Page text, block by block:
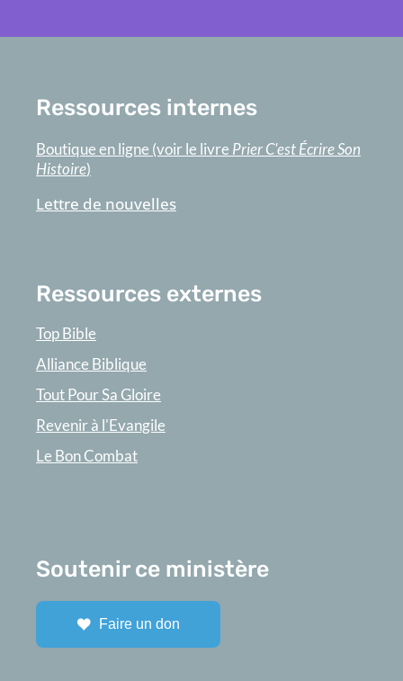
Ressources internes
Boutique en ligne (voir le livre Prier C'est Écrire Son
Histoire)
Lettre de nouvelles
Ressources externes
Top Bible
Alliance Biblique
Tout Pour Sa Gloire
Revenir à l'Evangile
Le Bon Combat
Soutenir ce ministère
Faire un don